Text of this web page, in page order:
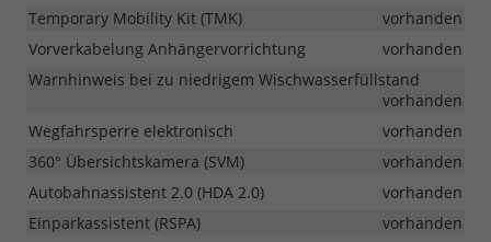
Temporary Mobility Kit (TMK)
vorhanden
Vorverkabelung Anhängervorrichtung
vorhanden
Warnhinweis bei zu niedrigem Wischwasserfüllstand
vorhanden
Wegfahrsperre elektronisch
vorhanden
360° Übersichtskamera (SVM)
vorhanden
Autobahnassistent 2.0 (HDA 2.0)
vorhanden
Einparkassistent (RSPA)
vorhanden